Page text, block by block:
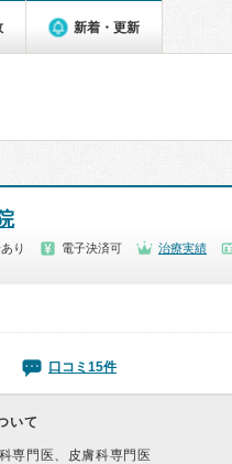
新着・更新
り 電子決済可 治療実績
口コミ15件
いて
専門医、皮膚科専門医